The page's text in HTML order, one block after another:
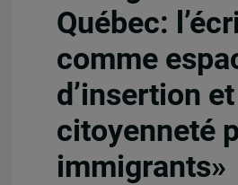
Québec:
comme
d’insertion
citoyenneté
immigrants»